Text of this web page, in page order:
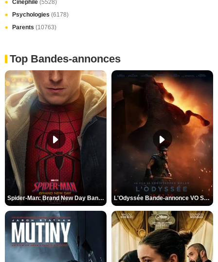
Cinéphile (5528)
Psychologies (6178)
Parents (10763)
Top Bandes-annonces
Spider-Man: Brand New Day Bande-annonce VO STFR L'Odyssée Bande-annonce VO STFR